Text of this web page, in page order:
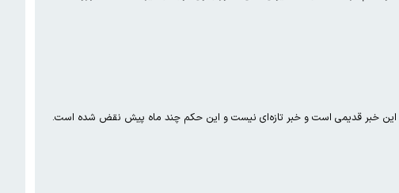
این خبر قدیمی است و خبر تازه‌ای نیست و این حکم چند ماه پیش نقض شده است.